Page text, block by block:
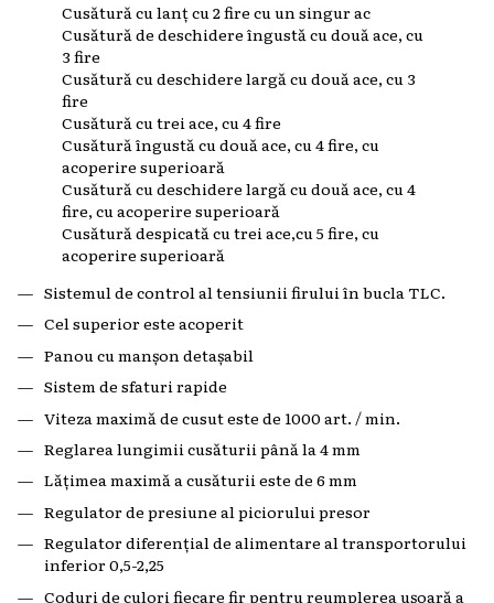
Cusătură cu lanț cu 2 fire cu un singur ac
Cusătură de deschidere îngustă cu două ace, cu
3 fire
Cusătură cu deschidere largă cu două ace, cu 3
fire
Cusătură cu trei ace, cu 4 fire
Cusătură îngustă cu două ace, cu 4 fire, cu
acoperire superioară
Cusătură cu deschidere largă cu două ace, cu 4
fire, cu acoperire superioară
Cusătură despicată cu trei ace,cu 5 fire, cu
acoperire superioară
Sistemul de control al tensiunii firului în bucla TLC.
Cel superior este acoperit
Panou cu manșon detașabil
Sistem de sfaturi rapide
Viteza maximă de cusut este de 1000 art. / min.
Reglarea lungimii cusăturii până la 4 mm
Lățimea maximă a cusăturii este de 6 mm
Regulator de presiune al piciorului presor
Regulator diferențial de alimentare al transportorului
inferior 0,5-2,25
Coduri de culori fiecare fir pentru reumplerea ușoară a